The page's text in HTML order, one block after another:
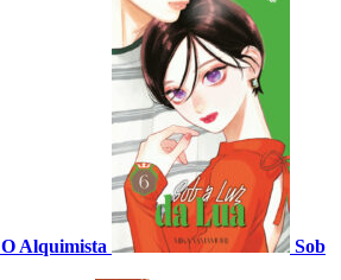
O Alquimista
Sob